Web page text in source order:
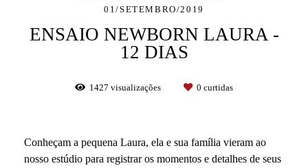
01/SETEMBRO/2019
ENSAIO NEWBORN LAURA -
12 DIAS
1427 visualizações 0 curtidas
Conheçam a pequena Laura, ela e sua família vieram ao
nosso estúdio para registrar os momentos e detalhes de seus